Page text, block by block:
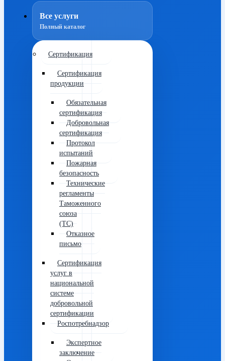
Все услуги
Полный каталог
Сертификация
Сертификация
продукции
Обязательная
сертификация
Добровольная
сертификация
Протокол
испытаний
Пожарная
безопасность
Технические
регламенты
Таможенного
союза
(ТС)
Отказное
письмо
Сертификация
услуг в
национальной
системе
добровольной
сертификации
Роспотребнадзор
Экспертное
заключение